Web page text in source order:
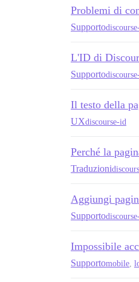
Problemi di
Supporto
L'ID di
Supporto
Il testo della
UXdiscourse-id
Perché la
Traduzioni
Aggiungi
Supporto
Impossibile
Supportomobile